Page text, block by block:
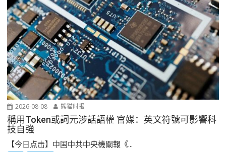
2026-08-08 熊猫时报
稱用Token或詞元涉話語權 官媒：英文符號可影響科
技自強
【今日点击】中国中共中央機關報《...